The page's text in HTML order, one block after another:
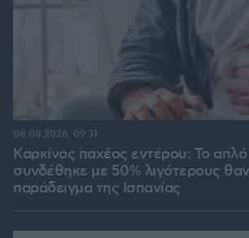
Καρκίνος παχέος εντέρου: Το
συνδέθηκε με 50% λιγότερους
παράδειγμα της Ισπανίας
08.08.2026, 09:31